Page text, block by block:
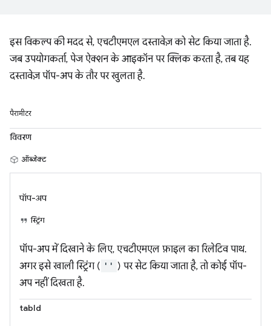
इस विकल्प की मदद से, एचटीएमएल दस्तावेज़ को सेट किया जाता है.
जब उपयोगकर्ता, पेज ऐक्शन के आइकॉन पर क्लिक करता है, तब यह
दस्तावेज़ पॉप-अप के तौर पर खुलता है.
पैरामीटर
विवरण
ऑब्जेक्ट
पॉप-अप
स्ट्रिंग
पॉप-अप में दिखाने के लिए, एचटीएमएल फ़ाइल का रिलेटिव पाथ.
अगर इसे खाली स्ट्रिंग ( '' ) पर सेट किया जाता है, तो कोई पॉप-
अप नहीं दिखता है.
tabId